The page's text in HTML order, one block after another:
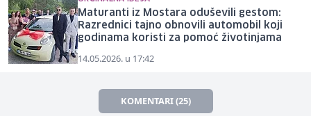
Maturanti iz Mostara oduševili gestom:
Razrednici tajno obnovili automobil koji
godinama koristi za pomoć životinjama
14.05.2026. u 17:42
KOMENTARI (25)